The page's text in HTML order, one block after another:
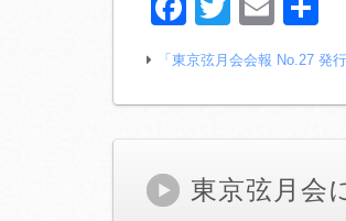
有
「東京弦月会会報 No.27 発
東京弦月会